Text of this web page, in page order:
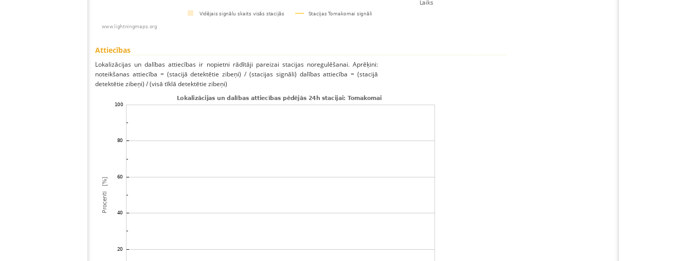
Attiecības
Lokalizācijas un dalības attiecības ir nopietni rādītāji pareizai stacijas noregulēšanai. Aprēķini:
noteikšanas attiecība = (stacijā detektētie zibeņi) / (stacijas signāli) dalības attiecība = (stacijā
detektētie zibeņi) / (visā tīklā detektētie zibeņi)